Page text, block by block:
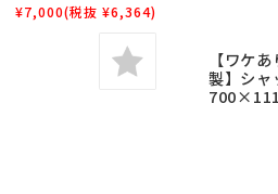
¥7,000(税抜 ¥6,364)
【ワケ
製】シャ